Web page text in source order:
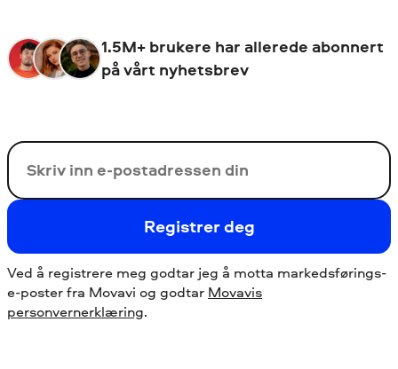
1.5M+ brukere har allerede abonnert
på vårt nyhetsbrev
Din e-post
Registrer deg
Ved å registrere meg godtar jeg å motta markedsførings-
e-poster fra Movavi og godtar Movavis
personvernerklæring.